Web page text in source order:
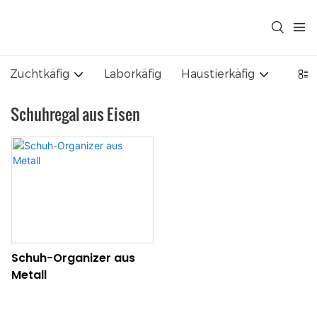
Zuchtkäfig Laborkäfig Haustierkäfig
Schuhregal aus Eisen
Schuh-Organizer aus
Metall